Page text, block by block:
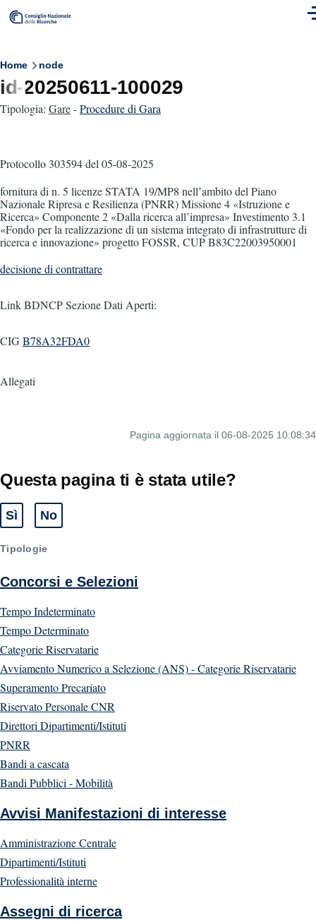
Skip to main content
Breadcrumb
Home node
id-20250611-100029
Tipologia: Gare-Procedure di Gara
Protocollo 303594del 05-08-2025
fornitura di n. 5 licenze STATA 19/MP8 nell’ambito del Piano
Nazionale Ripresa e Resilienza (PNRR) Missione 4 «Istruzione e
Ricerca» Componente 2 «Dalla ricerca all’impresa» Investimento 3.1
«Fondo per la realizzazione di un sistema integrato di infrastrutture di
ricerca e innovazione» progetto FOSSR, CUP B83C22003950001
decisione di contrattare
Link BDNCP Sezione Dati Aperti:
CIGB78A32FDA0
Allegati
Pagina aggiornata il 06-08-2025 10:08:34
Questa pagina ti è stata utile?
Sì
Tipologie
Concorsi e Selezioni
Tempo Indeterminato
Tempo Determinato
Categorie Riservatarie
Avviamento Numerico a Selezione (ANS) - Categorie Riservatarie
Superamento Precariato
Riservato Personale CNR
Direttori Dipartimenti/Istituti
PNRR
Bandi a cascata
Bandi Pubblici - Mobilità
Avvisi Manifestazioni di interesse
Amministrazione Centrale
Dipartimenti/Istituti
Professionalità interne
Assegni di ricerca